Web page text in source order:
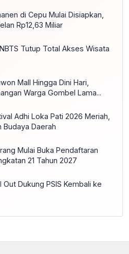
di Cepu Mulai Disiapkan,
Rp12,63 Miliar
Tutup Total Akses Wisata
Mall Hingga Dini Hari,
Warga Gombel Lama...
Adhi Loka Pati 2026 Meriah,
Budaya Daerah
Mulai Buka Pendaftaran
21 Tahun 2027
Out Dukung PSIS Kembali ke